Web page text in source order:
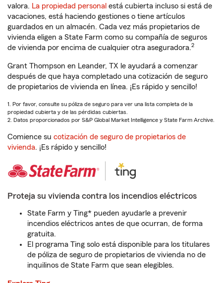
valora. La propiedad personal está cubierta incluso si está de
vacaciones, está haciendo gestiones o tiene artículos
guardados en un almacén. Cada vez más propietarios de
vivienda eligen a State Farm como su compañía de seguros
de vivienda por encima de cualquier otra aseguradora.2
Grant Thompson en Leander, TX le ayudará a comenzar
después de que haya completado una cotización de seguro
de propietarios de vivienda en línea. ¡Es rápido y sencillo!
1. Por favor, consulte su póliza de seguro para ver una lista completa de la
propiedad cubierta y de las pérdidas cubiertas.
2. Datos proporcionados por S&P Global Market Intelligence y State Farm Archive.
Comience su cotización de seguro de propietarios de
vivienda. ¡Es rápido y sencillo!
Proteja su vivienda contra los incendios eléctricos
State Farm y Ting* pueden ayudarle a prevenir
incendios eléctricos antes de que ocurran, de forma
gratuita.
El programa Ting solo está disponible para los titulares
de póliza de seguro de propietarios de vivienda no de
inquilinos de State Farm que sean elegibles.